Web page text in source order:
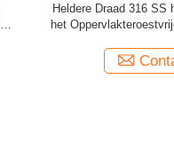
Helder SS Walsdraad
440 Rang Uitstekende